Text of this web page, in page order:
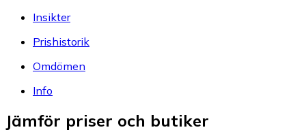
Insikter
Prishistorik
Omdömen
Info
Jämför priser och butiker